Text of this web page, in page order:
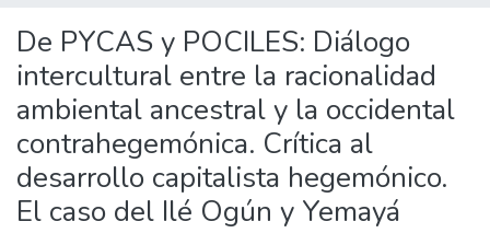
Statistics
De PYCAS y POCILES: Diálogo
intercultural entre la racionalidad
ambiental ancestral y la occidental
contrahegemónica. Crítica al
desarrollo capitalista hegemónico.
El caso del Ilé Ogún y Yemayá